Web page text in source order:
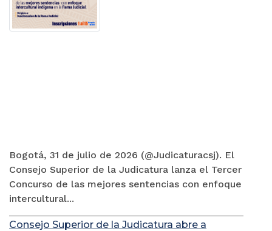
Bogotá, 31 de julio de 2026 (@Judicaturacsj). El
Consejo Superior de la Judicatura lanza el Tercer
Concurso de las mejores sentencias con enfoque
intercultural...
Consejo Superior de la Judicatura abre a